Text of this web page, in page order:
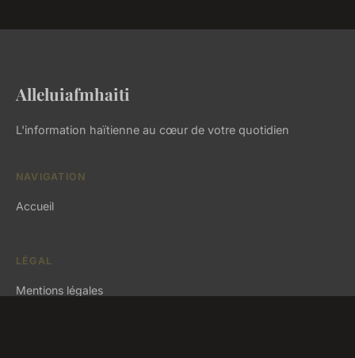
Alleluiafmhaiti
L'information haïtienne au cœur de votre quotidien
NAVIGATION
Accueil
LÉGAL
Mentions légales